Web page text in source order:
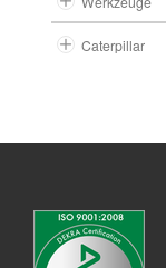
Caterpillar